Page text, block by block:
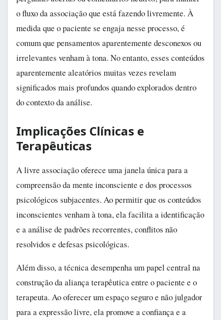
o fluxo da associação que está fazendo livremente. À
medida que o paciente se engaja nesse processo, é
comum que pensamentos aparentemente desconexos ou
irrelevantes venham à tona. No entanto, esses conteúdos
aparentemente aleatórios muitas vezes revelam
significados mais profundos quando explorados dentro
do contexto da análise.
Implicações Clínicas e
Terapêuticas
A livre associação oferece uma janela única para a
compreensão da mente inconsciente e dos processos
psicológicos subjacentes. Ao permitir que os conteúdos
inconscientes venham à tona, ela facilita a identificação
e a análise de padrões recorrentes, conflitos não
resolvidos e defesas psicológicas.
Além disso, a técnica desempenha um papel central na
construção da aliança terapêutica entre o paciente e o
terapeuta. Ao oferecer um espaço seguro e não julgador
para a expressão livre, ela promove a confiança e a